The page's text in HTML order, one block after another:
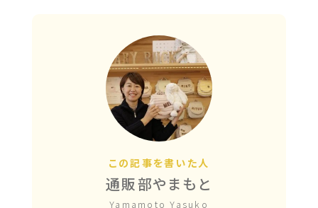
この記事を書いた人
通販部やまもと
Yamamoto Yasuko